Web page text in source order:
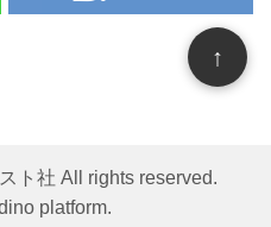
ト社 All rights reserved.
platform.
↑